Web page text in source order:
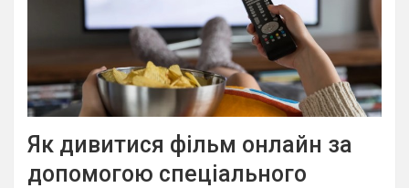
Як дивитися фільм онлайн за
допомогою спеціального